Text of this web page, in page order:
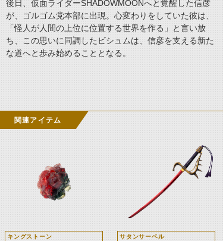
後日、仮面ライダーSHADOWMOONへと覚醒した信彦
が、ゴルゴム党本部に出現。心変わりをしていた彼は、
「怪人が人間の上位に位置する世界を作る」と言い放
ち、この思いに同調したビシュムは、信彦を支える新た
な道へと歩み始めることとなる。
関連アイテム
キングストーン サタンサーベル